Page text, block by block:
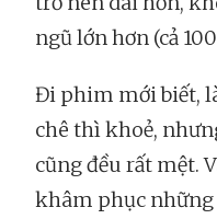
ngũ lớn hơn (cả
Đi phim mới biết,
chê thì khoẻ,
cũng đều rất mệt.
khâm phục những